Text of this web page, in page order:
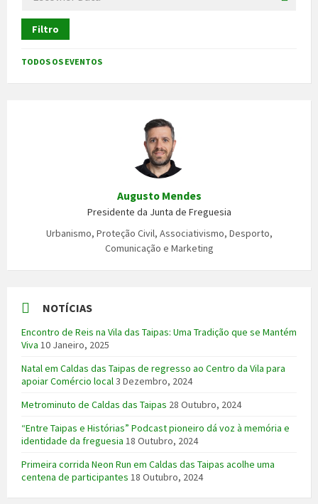
Filtro
TODOS OS EVENTOS
Augusto Mendes
Presidente da Junta de Freguesia
Urbanismo, Proteção Civil, Associativismo, Desporto,
Comunicação e Marketing
NOTÍCIAS
Encontro de Reis na Vila das Taipas: Uma Tradição que se Mantém
Viva 10 Janeiro, 2025
Natal em Caldas das Taipas de regresso ao Centro da Vila para
apoiar Comércio local3 Dezembro, 2024
Metrominuto de Caldas das Taipas 28 Outubro, 2024
“Entre Taipas e Histórias” Podcast pioneiro dá voz à memória e
identidade da freguesia 18 Outubro, 2024
Primeira corrida Neon Run em Caldas das Taipas acolhe uma
centena de participantes 18 Outubro, 2024